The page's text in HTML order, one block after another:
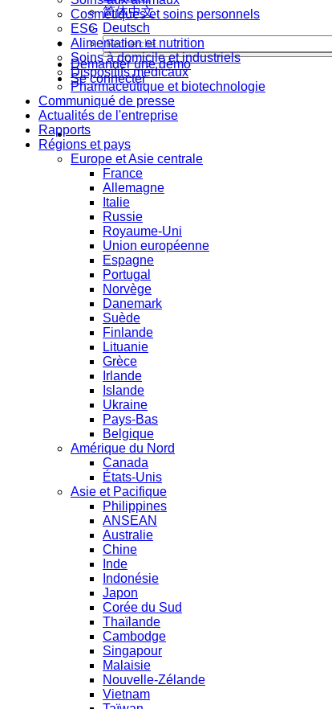
简体中文
Deutsch
Demander une démo
Se connecter
Cosmétiques et soins personnels
ESG
Alimentation et nutrition
Soins à domicile et industriels
Dispositifs médicaux
Pharmaceutique et biotechnologie
Communiqué de presse
Actualités de l'entreprise
Rapports
Régions et pays
Europe et Asie centrale
France
Allemagne
Italie
Russie
Royaume-Uni
Union européenne
Espagne
Portugal
Norvège
Danemark
Suède
Finlande
Lituanie
Grèce
Irlande
Islande
Ukraine
Pays-Bas
Belgique
Amérique du Nord
Canada
États-Unis
Asie et Pacifique
Philippines
ANSEAN
Australie
Chine
Inde
Indonésie
Japon
Corée du Sud
Thaïlande
Cambodge
Singapour
Malaisie
Nouvelle-Zélande
Vietnam